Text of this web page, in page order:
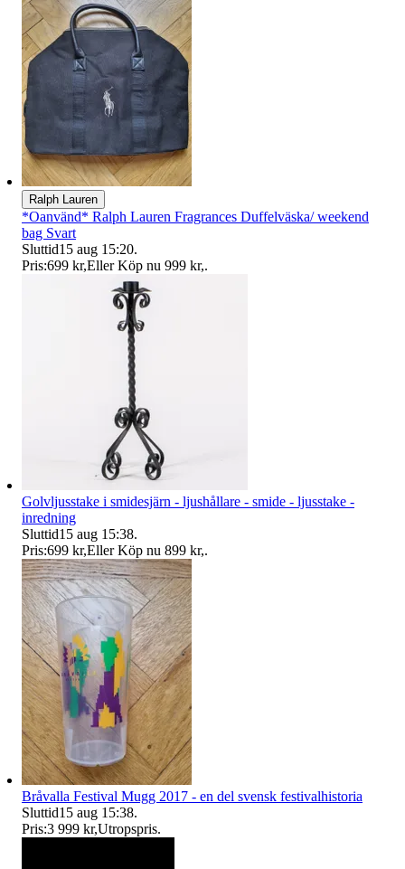
Ralph Lauren
*Oanvänd* Ralph Lauren Fragrances Duffelväska/ weekend
bag Svart
Sluttid15 aug 15:20.
Pris:699 kr,Eller Köp nu 999 kr,.
Golvljusstake i smidesjärn - ljushållare - smide - ljusstake -
inredning
Sluttid15 aug 15:38.
Pris:699 kr,Eller Köp nu 899 kr,.
Bråvalla Festival Mugg 2017 - en del svensk festivalhistoria
Sluttid15 aug 15:38.
Pris:3 999 kr,Utropspris.